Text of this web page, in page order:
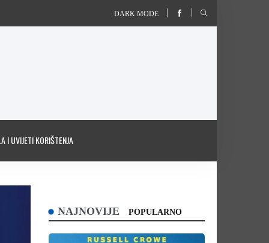
DARK MODE
I UVIJETI KORIŠTENJA
NAJNOVIJE POPULARNO